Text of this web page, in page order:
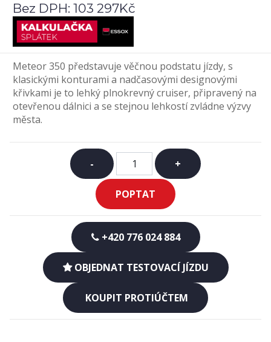
Bez DPH: 103 297Kč
Meteor 350 představuje věčnou podstatu jízdy, s
klasickými konturami a nadčasovými designovými
křivkami je to lehký plnokrevný cruiser, připravený na
otevřenou dálnici a se stejnou lehkostí zvládne výzvy
města.
- +
POPTAT
+420 776 024 884
OBJEDNAT TESTOVACÍ JÍZDU
KOUPIT PROTIÚČTEM